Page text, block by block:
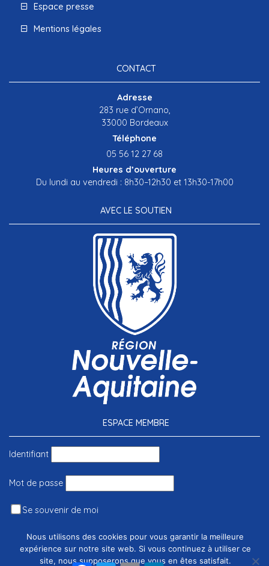
Espace presse
Mentions légales
CONTACT
Adresse
283 rue d’Ornano,
33000 Bordeaux
Téléphone
05 56 12 27 68
Heures d’ouverture
Du lundi au vendredi : 8h30–12h30 et 13h30-17h00
AVEC LE SOUTIEN
ESPACE MEMBRE
Identifiant
Mot de passe
Se souvenir de moi
Nous utilisons des cookies pour vous garantir la meilleure
expérience sur notre site web. Si vous continuez à utiliser ce
site, nous supposerons que vous en êtes satisfait.